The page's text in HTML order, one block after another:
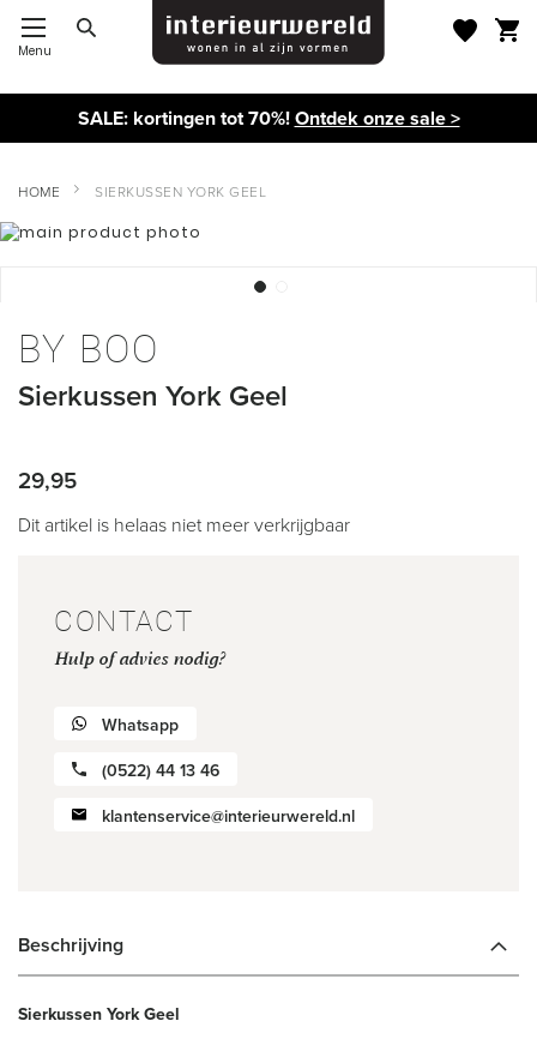
Menu
SALE: kortingen tot 70%!Ontdek onze sale >
HOME
SIERKUSSEN YORK GEEL
Ga
de
afbeeldingen-
naar
het
van
BY BOO
Sierkussen York Geel
29,95
Dit artikel is helaas niet meer verkrijgbaar
CONTACT
Hulp of advies nodig?
Whatsapp
(0522) 44 13 46
klantenservice@interieurwereld.nl
Beschrijving
Sierkussen York Geel